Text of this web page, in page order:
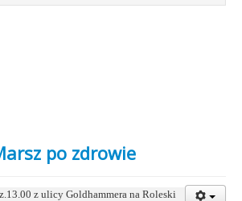
po zdrowie
z ulicy Goldhammera na Roleski